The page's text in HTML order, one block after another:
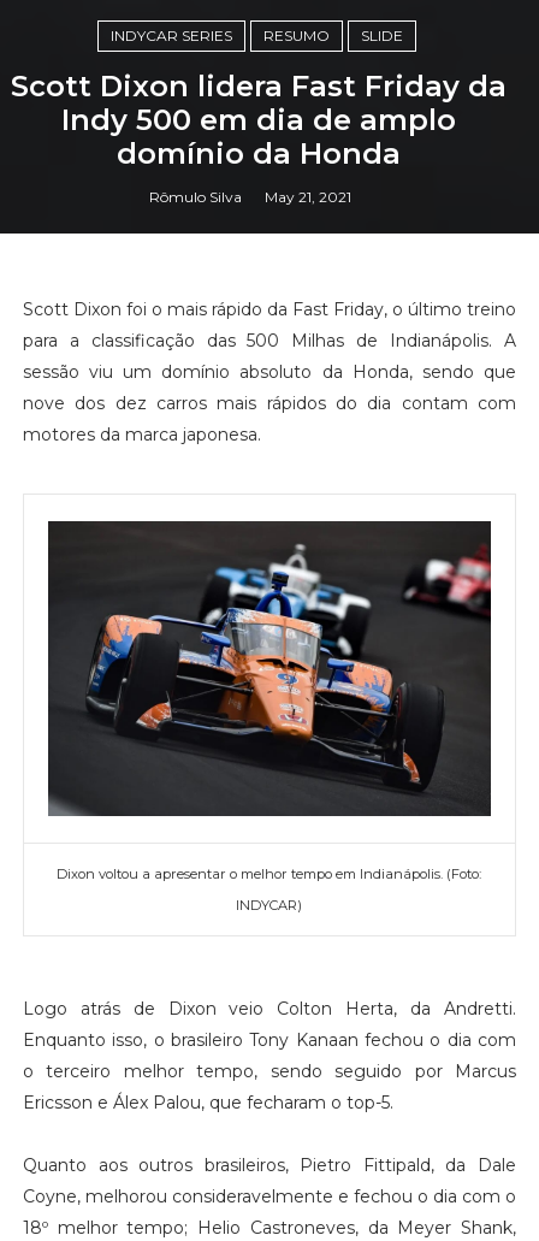
INDYCAR SERIES RESUMO SLIDE
Scott Dixon lidera Fast Friday da
Indy 500 em dia de amplo
domínio da Honda
Rômulo Silva May 21, 2021
Scott Dixon foi o mais rápido da Fast Friday, o último treino
para a classificação das 500 Milhas de Indianápolis. A
sessão viu um domínio absoluto da Honda, sendo que
nove dos dez carros mais rápidos do dia contam com
motores da marca japonesa.
Dixon voltou a apresentar o melhor tempo em Indianápolis. (Foto:
INDYCAR)
Logo atrás de Dixon veio Colton Herta, da Andretti.
Enquanto isso, o brasileiro Tony Kanaan fechou o dia com
o terceiro melhor tempo, sendo seguido por Marcus
Ericsson e Álex Palou, que fecharam o top-5.
Quanto aos outros brasileiros, Pietro Fittipald, da Dale
Coyne, melhorou consideravelmente e fechou o dia com o
18º melhor tempo; Helio Castroneves, da Meyer Shank,